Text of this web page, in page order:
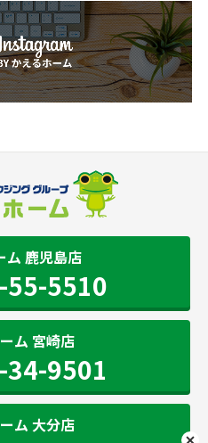
ム 鹿児島店
55-5510
ム 宮崎店
9501
ム 大分店